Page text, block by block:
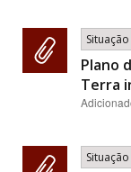
Plano
Terra